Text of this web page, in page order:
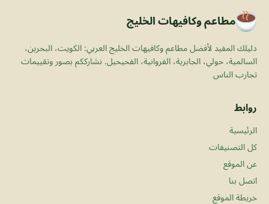
مطاعم وكافيهات الخليج
دليلك المفيد لأفضل مطاعم وكافيهات الخليج العربي: الكويت، البحرين،
السالمية، حولي، الجابرية، الفروانية، الفحيحيل. نشارككم بصور وتقييمات
تجارب الناس
روابط
الرئيسية
كل التصنيفات
عن الموقع
اتصل بنا
خريطة الموقع